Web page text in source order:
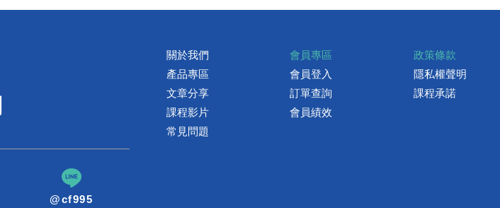
@cf995
關於我們
產品專區
文章分享
課程影片
常見問題
會員專區
會員登入
訂單查詢
會員績效
政策條款
隱私權聲明
課程承諾